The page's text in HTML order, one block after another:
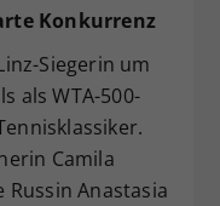
Konkurrenz
Siegerin um
als WTA-500-
Camila
Russin Anastasia